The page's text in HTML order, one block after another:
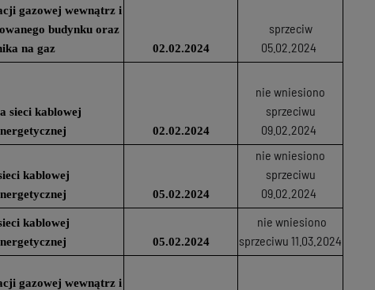
gazowej wewnątrz i
budynku oraz
na gaz
02.02.2024
sprzeciw
05.02.2024
sieci kablowej
02.02.2024
nie wniesiono
sprzeciwu
09.02.2024
kablowej
05.02.2024
nie wniesiono
sprzeciwu
09.02.2024
kablowej
05.02.2024
nie wniesiono
sprzeciwu 11.03.2024
gazowej wewnątrz i